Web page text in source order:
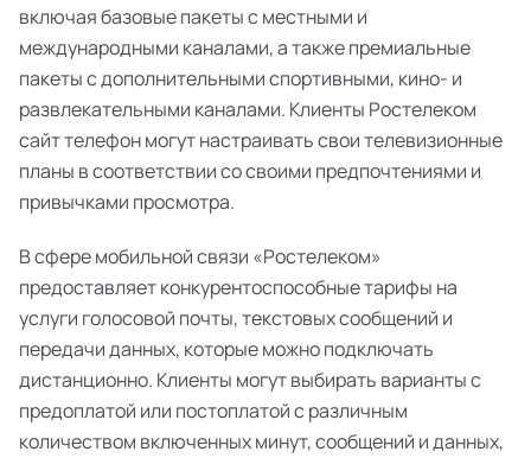
включая базовые пакеты с местными и
международными каналами, а также премиальные
пакеты с дополнительными спортивными, кино- и
развлекательными каналами. Клиенты Ростелеком
сайт телефон могут настраивать свои телевизионные
планы в соответствии со своими предпочтениями и
привычками просмотра.
В сфере мобильной связи «Ростелеком»
предоставляет конкурентоспособные тарифы на
услуги голосовой почты, текстовых сообщений и
передачи данных, которые можно подключать
дистанционно. Клиенты могут выбирать варианты с
предоплатой или постоплатой с различным
количеством включенных минут, сообщений и данных,